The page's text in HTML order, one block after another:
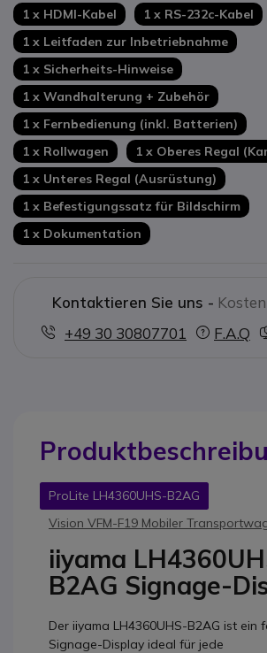
1 x HDMI-Kabel
1 x RS-232c-Kabel
1 x Leitfaden zur Inbetriebnahme
1 x Sicherheits-Hinweise
1 x Wandhalterung + Zubehör
1 x Fernbedienung (inkl. Batterien)
1 x Rollwagen
1 x Oberes Regal
1 x Unteres Regal (Ausrüstung)
1 x Befestigungssatz für Bildschirm
1 x Dokumentation
Kontaktieren Sie uns -
+49 30 30807701
F.A.Q
ProLite LH4360UHS-B2AG
Vision VFM-F19 Mobiler
iiyama
B2AG Signage-
Der iiyama LH4360UHS-B2AG ist ein
Signage-Display ideal für jede